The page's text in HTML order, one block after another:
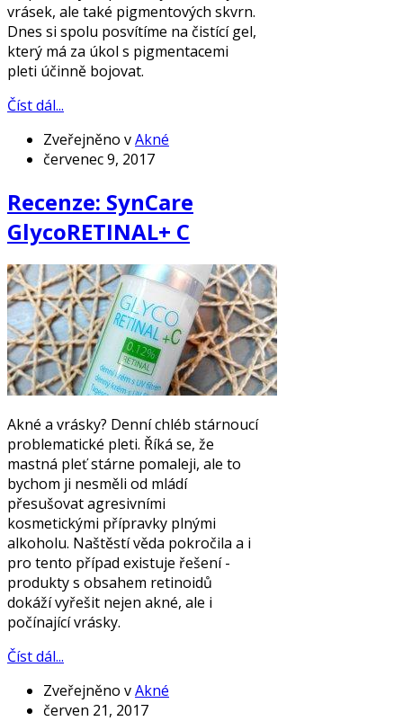
vrásek, ale také pigmentových skvrn.
Dnes si spolu posvítíme na čistící gel,
který má za úkol s pigmentacemi
pleti účinně bojovat.
Číst dál...
Zveřejněno vAkné
červenec 9, 2017
Recenze: SynCare
GlycoRETINAL+ C
Akné a vrásky? Denní chléb stárnoucí
problematické pleti. Říká se, že
mastná pleť stárne pomaleji, ale to
bychom ji nesměli od mládí
přesušovat agresivními
kosmetickými přípravky plnými
alkoholu. Naštěstí věda pokročila a i
pro tento případ existuje řešení -
produkty s obsahem retinoidů
dokáží vyřešit nejen akné, ale i
počínající vrásky.
Číst dál...
Zveřejněno vAkné
červen 21, 2017